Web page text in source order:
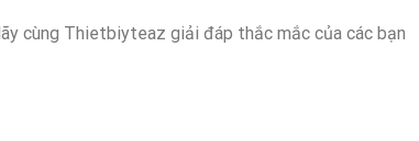
cùng Thietbiyteaz giải đáp thắc mắc của các bạn